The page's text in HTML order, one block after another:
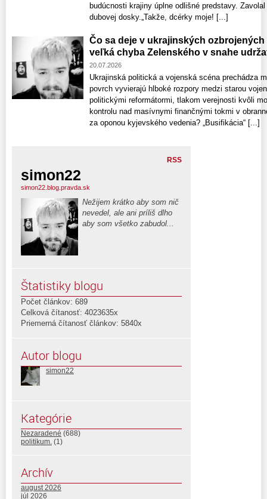
budúcnosti krajiny úplne odlišné predstavy.
dubovej dosky.„Takže, dcérky moje! [...]
Čo sa deje v ukrajinských
veľká chyba Zelenského v snahe
20.07.2026
Ukrajinská politická a vojenská scéna prechádza
povrch vyvierajú hlboké rozpory medzi starou
politickými reformátormi, tlakom verejnosti kvôli
kontrolu nad masívnymi finančnými tokmi v
za oponou kyjevského vedenia? „Busifikácia“ [...]
RSS
simon22
simon22.blog.pravda.sk
Nežijem krátko aby som nič
nevedel, ale ani príliš dlho
aby som všetko zabudol...
Štatistiky blogu
Počet článkov: 689
Celková čítanosť: 4023635x
Priemerná čítanosť článkov: 5840x
Autor blogu
simon22
Kategórie
Nezaradené (688)
politikum. (1)
Archív
august 2026
júl 2026